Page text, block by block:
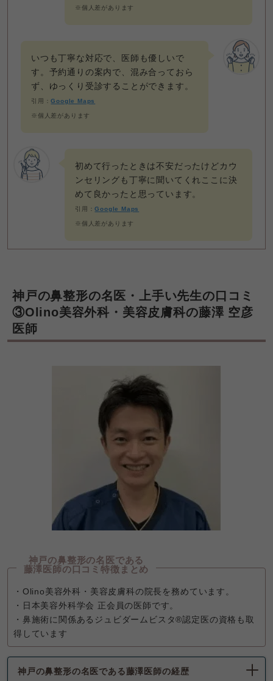
※個人差があります
いつも丁寧な対応で、医師も優しいで
す。予約通りの案内で、混み合っておら
ず、ゆっくり受診することができます。
引用：Google Maps
※個人差があります
初めて行ったときは不安だったけどカウ
ンセリングも丁寧に聞いてくれここに決
めて良かったと思っています。
引用：Google Maps
※個人差があります
神戸の鼻整形の名医・上手い先生の口コミ
③Olino美容外科・美容皮膚科の藤澤 空彦
医師
神戸の鼻整形の名医である
藤澤医師の口コミ特徴まとめ
・Olino美容外科・美容皮膚科の院長を務めています。
・日本美容外科学会 正会員の医師です。
・鼻施術に関係あるジュビダームビスタ®認定医の資格も取
得しています
神戸の鼻整形の名医である藤澤医師の経歴